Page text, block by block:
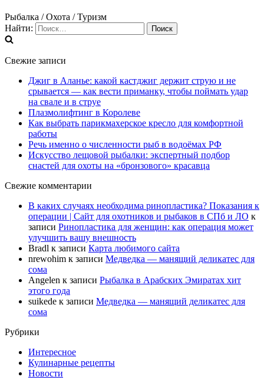
Рыбалка / Охота / Туризм
Найти:
Свежие записи
Джиг в Аланье: какой кастджиг держит струю и не
срывается — как вести приманку, чтобы поймать удар
на свале и в струе
Плазмолифтинг в Королеве
Как выбрать парикмахерское кресло для комфортной
работы
Речь именно о численности рыб в водоёмах РФ
Искусство лещовой рыбалки: экспертный подбор
снастей для охоты на «бронзового» красавца
Свежие комментарии
В каких случаях необходима ринопластика? Показания к
операции | Сайт для охотников и рыбаков в СПб и ЛО к
записи Ринопластика для женщин: как операция может
улучшить вашу внешность
Bradl к записи Карта любимого сайта
nrewohim к записи Медведка — манящий деликатес для
сома
Angelen к записи Рыбалка в Арабских Эмиратах хит
этого года
suikede к записи Медведка — манящий деликатес для
сома
Рубрики
Интересное
Кулинарные рецепты
Новости